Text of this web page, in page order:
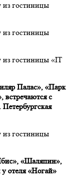
из гостиницы
из гостиницы
из гостиницы «IT
Палас», «Парк
встречаются с
из гостиницы
«Шаляпин»,
у отеля «Ногай»